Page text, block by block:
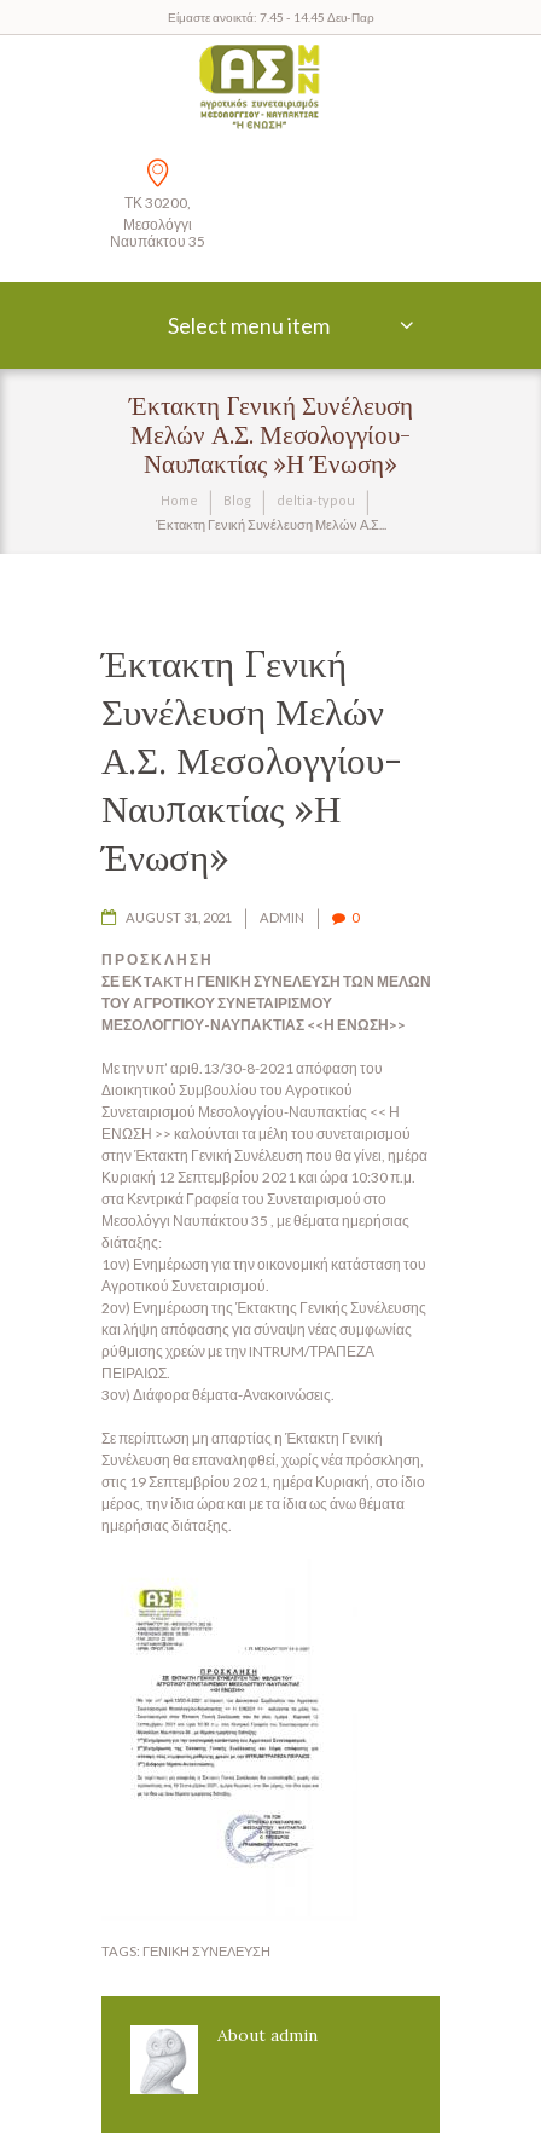
Είμαστε ανοικτά: 7.45 - 14.45 Δευ-Παρ
ΤΚ 30200,
Μεσολόγγι
Ναυπάκτου 35
Select menu item
Έκτακτη Γενική Συνέλευση
Μελών Α.Σ. Μεσολογγίου-
Ναυπακτίας »Η Ένωση»
Home Blog
deltia-typou
Έκτακτη Γενική Συνέλευση Μελών Α.Σ...
Έκτακτη Γενική
Συνέλευση Μελών
Α.Σ. Μεσολογγίου-
Ναυπακτίας »Η
Ένωση»
AUGUST 31, 2021 ADMIN 0
Π Ρ Ο Σ Κ Λ Η Σ Η
ΣΕ ΕΚTAKTH ΓΕΝΙΚΗ ΣΥΝΕΛΕΥΣΗ ΤΩΝ ΜΕΛΩΝ
ΤΟΥΑΓΡΟΤΙΚΟΥ ΣΥΝΕΤΑΙΡΙΣΜΟΥ
ΜΕΣΟΛΟΓΓΙΟΥ-ΝΑΥΠΑΚΤΙΑΣ <<Η ΕΝΩΣΗ>>
Με την υπ’ αριθ.13/30-8-2021 απόφαση του
Διοικητικού Συμβουλίου του Αγροτικού
Συνεταιρισμού Μεσολογγίου-Ναυπακτίας << Η
ΕΝΩΣΗ >> καλούνται τα μέλη του συνεταιρισμού
στην Έκτακτη Γενική Συνέλευση που θα γίνει, ημέρα
Κυριακή 12 Σεπτεμβρίου 2021 και ώρα 10:30 π.μ.
στα Κεντρικά Γραφεία του Συνεταιρισμού στο
Μεσολόγγι Ναυπάκτου 35 , με θέματα ημερήσιας
διάταξης:
1ον) Ενημέρωση για την οικονομική κατάσταση του
Αγροτικού Συνεταιρισμού.
2ον) Ενημέρωση της Έκτακτης Γενικής Συνέλευσης
και λήψη απόφασης για σύναψη νέας συμφωνίας
ρύθμισης χρεών με την INTRUM/ΤΡΑΠΕΖΑ
ΠΕΙΡΑΙΩΣ.
3ον) Διάφορα θέματα-Ανακοινώσεις.
Σε περίπτωση μη απαρτίας η Έκτακτη Γενική
Συνέλευση θα επαναληφθεί, χωρίς νέα πρόσκληση,
στις 19 Σεπτεμβρίου 2021, ημέρα Κυριακή, στο ίδιο
μέρος, την ίδια ώρα και με τα ίδια ως άνω θέματα
ημερήσιας διάταξης.
TAGS: ΓΕΝΙΚΉ ΣΥΝΈΛΕΥΣΗ
Aboutadmin